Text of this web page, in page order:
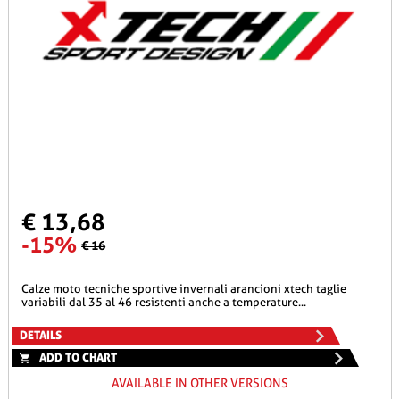
€ 13,68
-15% € 16
calze moto tecniche sportive invernali arancioni xtech taglie
variabili dal 35 al 46 resistenti anche a temperature...
DETAILS
ADD TO CHART
AVAILABLE IN OTHER VERSIONS